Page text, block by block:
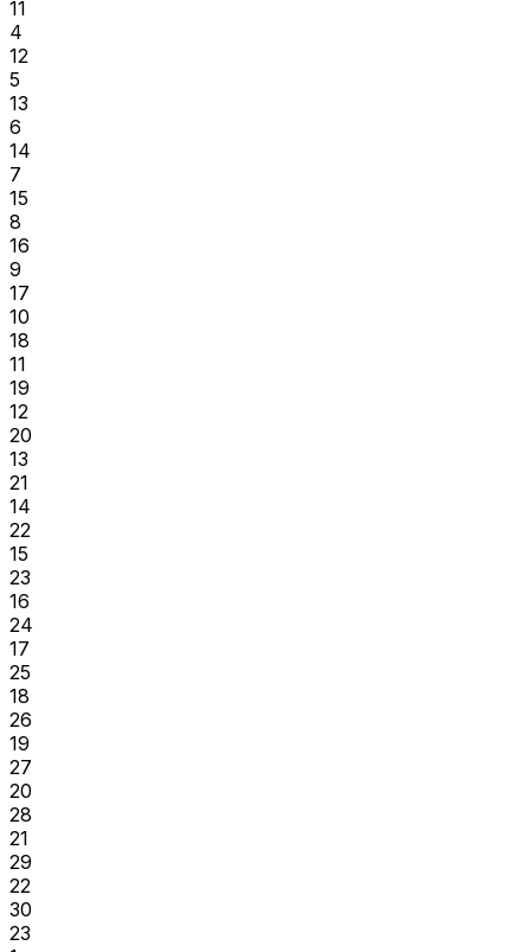
11
4
12
5
13
6
14
7
15
8
16
9
17
10
18
11
19
12
20
13
21
14
22
15
23
16
24
17
25
18
26
19
27
20
28
21
29
22
30
23